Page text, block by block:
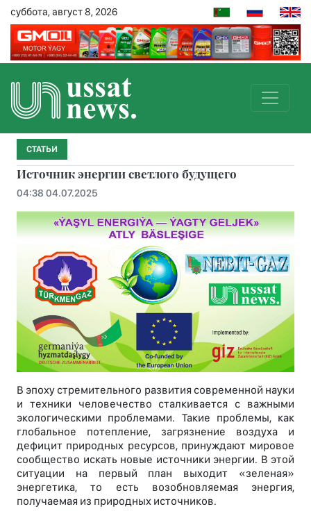
суббота, август 8, 2026
СТАТЬИ
Источник энергии светлого будущего
04:38 04.07.2025
В эпоху стремительного развития современной науки
и техники человечество сталкивается с важными
экологическими проблемами. Такие проблемы, как
глобальное потепление, загрязнение воздуха и
дефицит природных ресурсов, принуждают мировое
сообщество искать новые источники энергии. В этой
ситуации на первый план выходит «зеленая»
энергетика, то есть возобновляемая энергия,
получаемая из природных источников.